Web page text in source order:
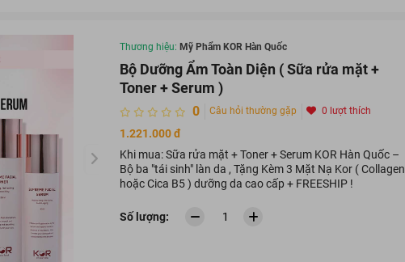
Thương hiệu: Mỹ Phẩm KOR Hàn Quốc
Bộ Dưỡng Ẩm Toàn Diện ( Sữa rửa mặt +
Toner + Serum )
0 Câu hỏi thường gặp 0 lượt thích
1.221.000 đ
Khi mua: Sữa rửa mặt + Toner + Serum KOR Hàn Quốc –
Bộ ba "tái sinh" làn da , Tặng Kèm 3 Mặt Nạ Kor ( Collagen
hoặc Cica B5 ) dưỡng da cao cấp + FREESHIP !
Số lượng: